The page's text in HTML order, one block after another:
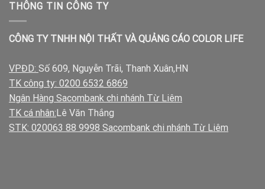
THÔNG TIN CÔNG TY
CÔNG TY TNHH NỘI THẤT VÀ QUẢNG CÁO COLOR LIFE
VPĐD: Số 609, Nguyễn Trãi, Thanh Xuân,HN
TK công ty: 0200 6532 6869
Ngân Hàng Sacombank chi nhánh Từ Liêm
TK cá nhân:Lê Văn Thắng
STK: 020063 88 9998 Sacombank chi nhánh Từ Liêm